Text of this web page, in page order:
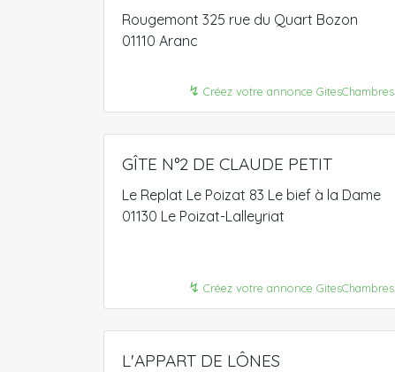
Rougemont 325 rue du Quart Bozon
01110 Aranc
↯ Créez votre annonce GitesChambres
GÎTE N°2 DE CLAUDE PETIT
Le Replat Le Poizat 83 Le bief à la Dame
01130 Le Poizat-Lalleyriat
↯ Créez votre annonce GitesChambres
L'APPART DE LÔNES